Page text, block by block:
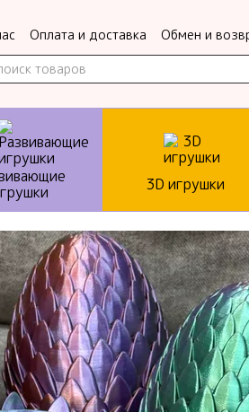
Оплата и доставка Обмен и
информация
3D игрушки